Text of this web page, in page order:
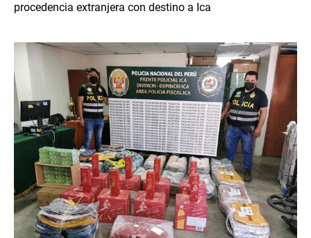
procedencia extranjera con destino a Ica